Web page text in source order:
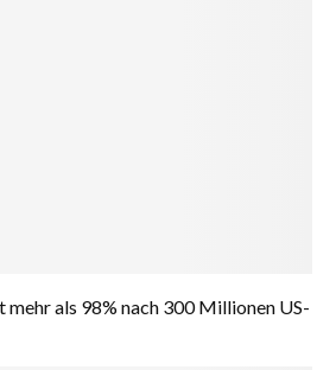
als 98% nach 300 Millionen US-